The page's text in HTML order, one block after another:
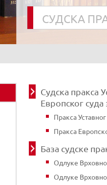
СУДСКА
Судска пракса
Европског
Пракса
Пракса
База судске
Одлуке
Одлуке